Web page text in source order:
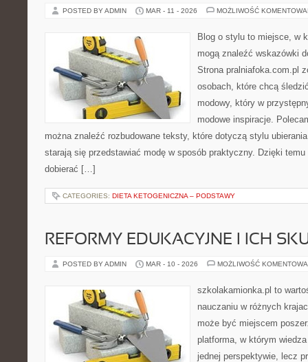
POSTED BY ADMIN MAR - 11 - 2026 MOŻLIWOŚĆ
Blog o stylu to miejsce, w
mogą znaleźć wskazówki
Strona pralniafoka.com.pl
osobach, które chcą
modowy, który w
modowe inspiracje.
można znaleźć rozbudowane teksty, które dotyczą stylu
starają się przedstawiać modę w sposób praktyczny. Dzięki
dobierać […]
CATEGORIES: DIETA KETOGENICZNA – PODSTAWY
REFORMY EDUKACYJNE I ICH
POSTED BY ADMIN MAR - 10 - 2026 MOŻLIWOŚĆ
szkolakamionka.pl to
nauczaniu w różnych
może być miejscem
platforma, w którym
jednej perspektywie, lecz